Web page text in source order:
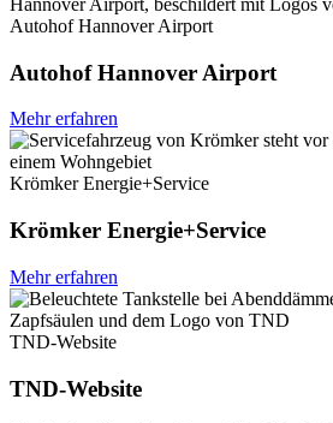
Autohof Hannover Airport
Autohof Hannover Airport
Mehr erfahren
Krömker Energie+Service
Krömker Energie+Service
Mehr erfahren
TND-Website
TND-Website